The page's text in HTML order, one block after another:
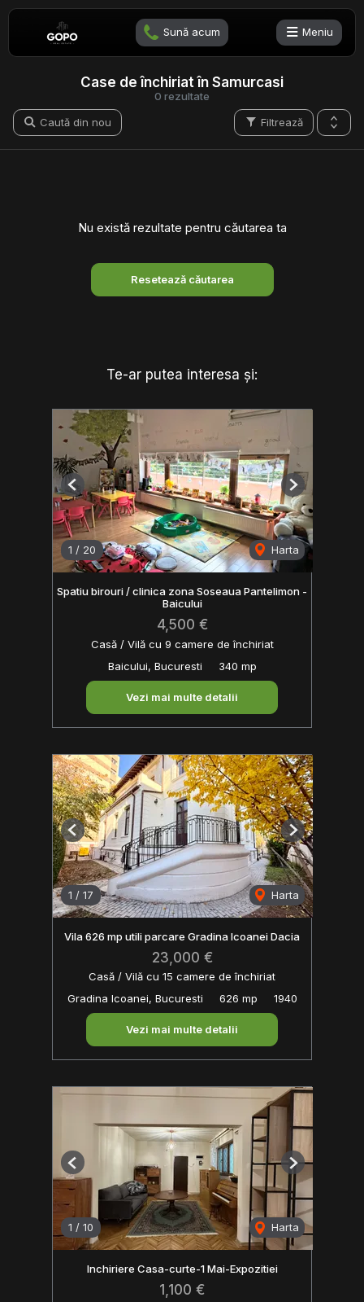
Sună acum Meniu
0 rezultate
Case de închiriat în Samurcasi
Filtrează
Caută din nou
Nu există rezultate pentru căutarea ta
Resetează căutarea
Te-ar putea interesa și:
1 / 20 Harta
Previous Next
Spatiu birouri / clinica zona Soseaua Pantelimon -
Baicului
4,500 €
Casă / Vilă cu 9 camere de închiriat
Baicului, Bucuresti
340 mp
Vezi mai multe detalii
1 / 17 Harta
Previous Next
Vila 626 mp utili parcare Gradina Icoanei Dacia
23,000 €
Casă / Vilă cu 15 camere de închiriat
Gradina Icoanei, Bucuresti
626 mp 1940
Vezi mai multe detalii
1 / 10 Harta
Previous Next
Inchiriere Casa-curte-1 Mai-Expozitiei
1,100 €